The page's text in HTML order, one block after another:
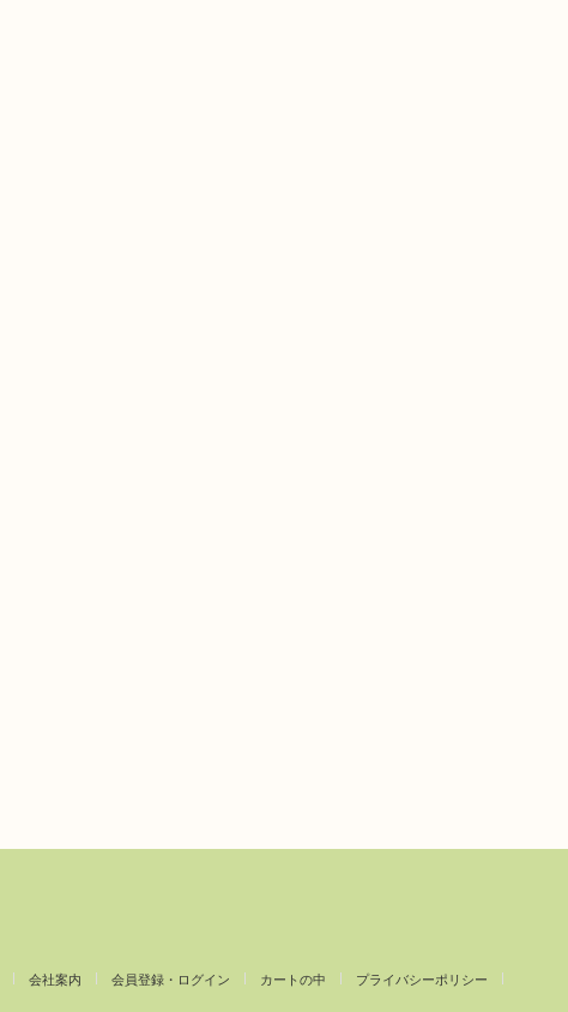
会社案内 会員登録・ログイン カートの中 プライバシーポリシー